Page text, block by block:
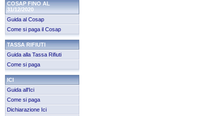
COSAP FINO AL
31/12/2020
Guida al Cosap
Come si paga il Cosap
TASSA RIFIUTI
Guida alla Tassa Rifiuti
Come si paga
ICI
Guida all'Ici
Come si paga
Dichiarazione Ici